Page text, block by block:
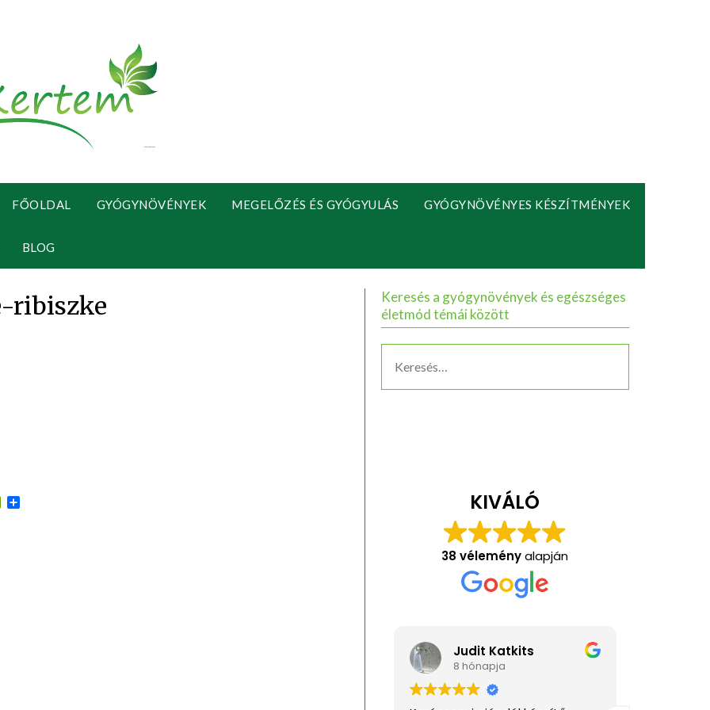
FŐOLDAL GYÓGYNÖVÉNYEK MEGELŐZÉS ÉS GYÓGYULÁS GYÓGYNÖVÉNYES KÉSZÍTMÉNYEK
BLOG
ribiszke
PrintFriendly
Keresés a gyógynövények és egészséges
életmód témái között
KIVÁLÓ
38 véleményalapján
Anita Kis